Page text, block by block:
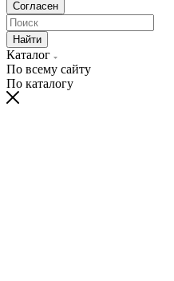
Согласен
Найти
Каталог
По всему сайту
По каталогу